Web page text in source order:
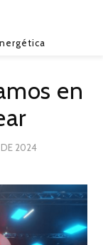
en
DE 2024